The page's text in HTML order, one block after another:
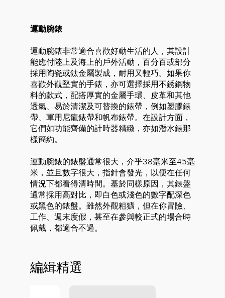
運動腕錶
運動腕錶非常適合喜歡好動生活的人，其設計
能應付陸上及海上的戶外活動，百分百或部分
採用陶瓷或鈦金屬製成，耐用又輕巧。如果你
喜歡外觀堅實的手錶，亦可選擇採用不銹鋼物
料的款式，配搭厚實的金屬手環、皮革和其他
透氣、易於清潔及可替換的錶帶，例如塑膠錶
帶、軍用尼龍錶帶和帆布錶帶。在設計方面，
它們如功能齊備的計時器精緻，亦如潛水錶那
樣簡約。
運動腕錶的錶盤通常很大，介乎38毫米至45毫
米，並且數字很大，指針會發光，以便在任何
情況下都看得清時間。基於同樣原因，其錶盤
通常採用高對比，即白色或淺色的數字配深色
或黑色的錶盤。雖然外觀粗獷，但在你冒險、
工作、週末度假，甚至在參與較正式的場合時
佩戴，都適合不過。
編緝精選